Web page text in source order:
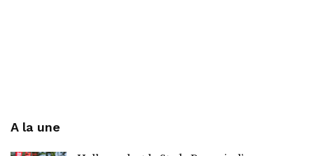
A la une